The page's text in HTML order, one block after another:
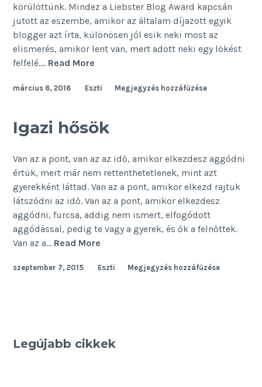
körülöttünk. Mindez a Liebster Blog Award kapcsán
jutott az eszembe, amikor az általam díjazott egyik
blogger azt írta, különösen jól esik neki most az
elismerés, amikor lent van, mert adott neki egy lökést
felfelé.… Read More
március 6, 2016 Eszti Megjegyzés hozzáfűzése
Igazi hősök
Van az a pont, van az az idő, amikor elkezdesz aggódni
értük, mert már nem rettenthetetlenek, mint azt
gyerekként láttad. Van az a pont, amikor elkezd rajtuk
látszódni az idő. Van az a pont, amikor elkezdesz
aggódni, furcsa, addig nem ismert, elfogódott
aggódással, pedig te vagy a gyerek, és ők a felnőttek.
Van az a… Read More
szeptember 7, 2015 Eszti Megjegyzés hozzáfűzése
Legújabb cikkek